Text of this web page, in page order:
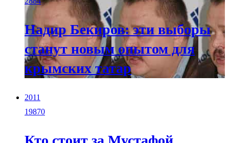
Надир Бекиров: эти выборы
станут новым опытом для
крымских татар
2011
19870